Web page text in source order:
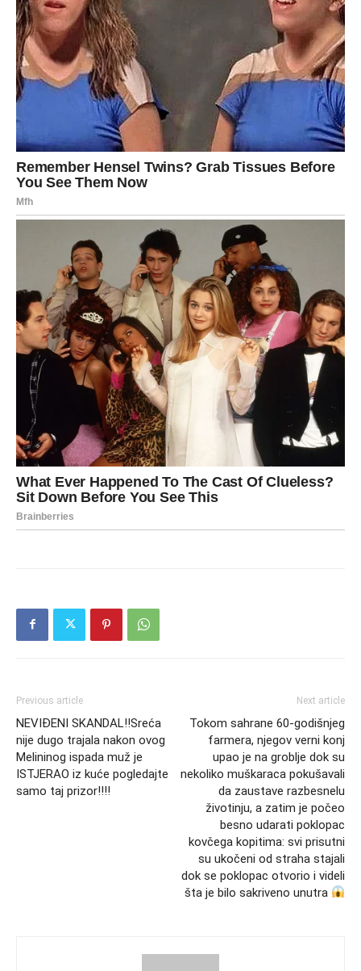
Previous article
NEVIĐENI SKANDAL!!Sreća
nije dugo trajala nakon ovog
Melininog ispada muž je
ISTJERAO iz kuće pogledajte
samo taj prizor!!!!
Next article
Tokom sahrane 60-godišnjeg
farmera, njegov verni konj
upao je na groblje dok su
nekoliko muškaraca pokušavali
da zaustave razbesnelu
životinju, a zatim je počeo
besno udarati poklopac
kovčega kopitima: svi prisutni
su ukočeni od straha stajali
dok se poklopac otvoriо i videli
šta je bilo sakriveno unutra